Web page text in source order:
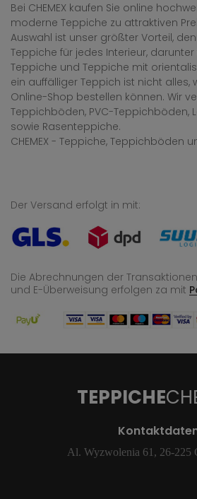
Bei CHEMEX kaufen Sie online
moderne Teppiche zu attraktiven
Auswahl ist unser größter Vorteil,
Teppiche für jedes Interieur,
Teppiche und Teppiche mit
ein auffälliger Teppich ist nicht alles,
Online-Shop bestellen können. Wir
Teppichböden, PVC-Teppichböden,
sowie Rasenteppiche.
CHEMEX - Teppiche, Teppichböden
Der Versand erfolgt in mit:
Die Abrechnungen der
und E-Überweisung erfolgen za mit
TEPPICHE
Al. Wyzwolenia 61, 26-225